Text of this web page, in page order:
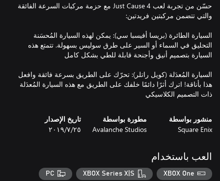
حسّن من تجربة لعب Just Cause 4 مع حزمة مركبات السرعة الفائقة
السيارة الطائرة (بريسا أفيسبا سي): يمكن لهذه السيارة المُحسَنة
التحليق في السماء أو السير على طرق سوليس بسهولة. تتمتع هذه
السيارة المُعدَلة (كويل راتلر): تحرّك على الطريق بسرعة فائقة وافعل
هذا بأناقة! اترك أثرًا دائمًا خلفك على الطريق مع هذه السيارة المُعدَلة
ذات التصميم الكلاسيكي
منشور بواسطة
Square Enix
مطورة بواسطة
Avalanche Studios
تاريخ الإصدار
٢٥‏/٧‏/٢٠١٩
العب باستخدام
XBOX One
XBOX Series X|S
PC